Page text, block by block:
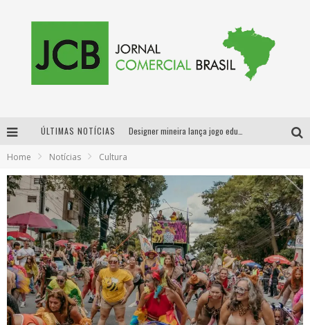
ÚLTIMAS NOTÍCIAS
Sucesso absoluto: Exposete 2026 ultrapassa a marca de 25 mil ingressos vendidos em apenas uma semana
Proibida: a cerveja pioneira que levou o puro malte ao grande público
Home Notícias Cultura